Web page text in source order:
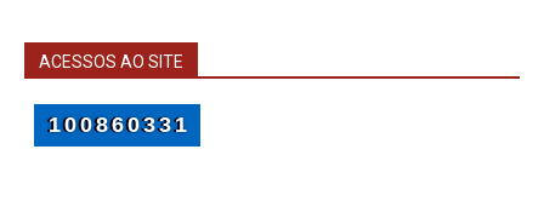
ACESSOS AO SITE